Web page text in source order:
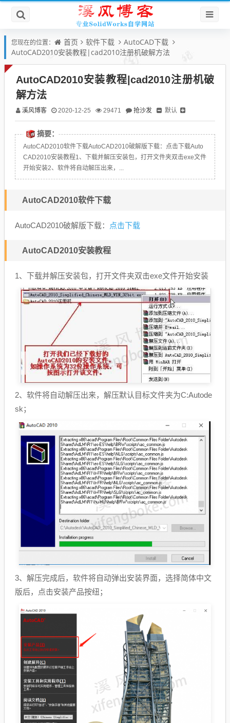
您现在的位置： 首页 软件下载
AutoCAD下载
AutoCAD2010安装教程|cad2010注册机破解方法
AutoCAD2010安装教程|cad2010注册机破
解方法
溪风博客 2020-12-25 29471 抢沙发 默认
摘要：
AutoCAD2010软件下载AutoCAD2010破解版下载：点击下载Auto
CAD2010安装教程1、下载并解压安装包，打开文件夹双击exe文件
开始安装2、软件将自动解压出来，...
AutoCAD2010软件下载
AutoCAD2010破解版下载： 点击下载
AutoCAD2010安装教程
1、下载并解压安装包，打开文件夹双击exe文件开始安装
2、软件将自动解压出来，解压默认目标文件夹为C:Autode
sk；
3、解压完成后，软件将自动弹出安装界面，选择简体中文
版后，点击安装产品按纽；